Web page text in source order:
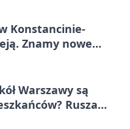
Konstancinie-
Znamy nowe
Warszawy są
Rusza